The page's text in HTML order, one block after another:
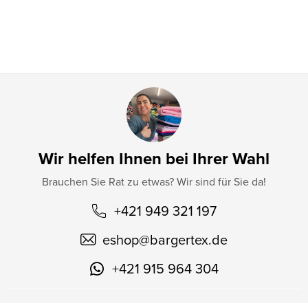
Wir helfen Ihnen bei Ihrer Wahl
Brauchen Sie Rat zu etwas? Wir sind für Sie da!
+421 949 321 197
eshop@bargertex.de
+421 915 964 304